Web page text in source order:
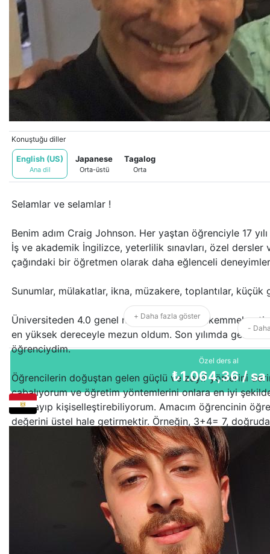
Bu içerik yapay zeka tarafından çevrilmiştir.
Konuştuğu diller
English (US)
Ana dil
Japanese
Orta-üstü
Tagalog
Orta
Selamlar ve selamlar !
Benim adım Craig Johnson. Her yaştan öğrenciyle 17
İş ve akademik İngilizce, yeterlilik sınavları, özel
çağındaki bir öğretmen olarak daha eğlenceli
Sunumlar, mülakatlar, ikna, müzakere, toplantılar, küçük
Üniversiteden 4.0 genel not ortalaması (mükemmel
en yüksek dereceyle mezun oldum. Son yılımda genel
öğrenciydim.
Öğrencilerin doğuştan gelen güçlü ve zayıf yönlerini
çabalıyorum ve öğretim yöntemlerini onlara en iyi
uyarlayıp kişiselleştirebiliyorum. Amacım öğrencinin
değerini üstel hale getirmektir. Örneğin, 3+4= 7,
neredeyse %200 getiri. Ancak 3 üssü 4=81. Bu, yaşı
öğrencilere sunmaya kararlı olduğum türden bir
Hedeflerinize ulaşmanıza değil, aynı zamanda onları
sabırsızlıkla bekliyorum. Yakında sınıfta görüşürüz !
+ Daha fazla göster
-
Özel ders al
₺1.064,36/ sa